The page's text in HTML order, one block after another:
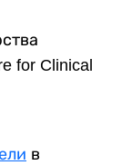
for Clinical
в